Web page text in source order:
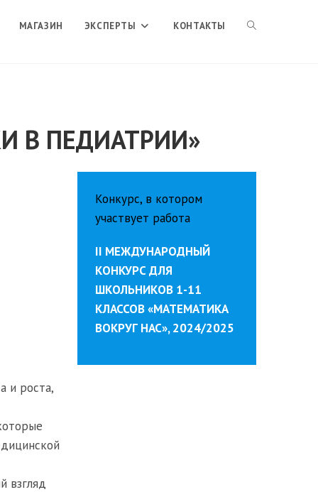
МАГАЗИН ЭКСПЕРТЫ КОНТАКТЫ ПЕРЕКЛЮЧИТЬ
В ПЕДИАТРИИ»
и роста,
взгляд
Конкурс, в котором
участвует работа
II МЕЖДУНАРОДНЫЙ
КОНКУРС ДЛЯ
ШКОЛЬНИКОВ 1-11
КЛАССОВ «МАТЕМАТИКА
ВОКРУГ НАС», 2024/2025